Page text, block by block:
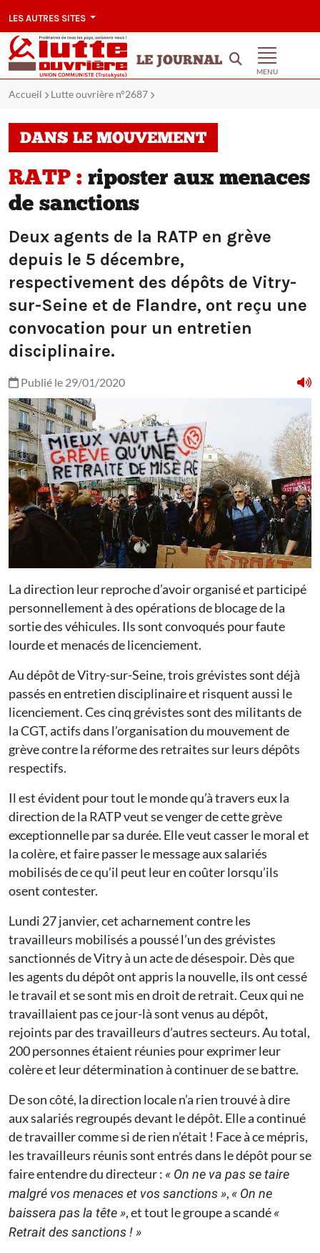
LES AUTRES SITES
LE JOURNAL
MENU
Accueil Lutte ouvrière n°2687
DANS LE MOUVEMENT
RATP : riposter aux menaces
de sanctions
Deux agents de la RATP en grève
depuis le 5 décembre,
respectivement des dépôts de Vitry-
sur-Seine et de Flandre, ont reçu une
convocation pour un entretien
disciplinaire.
Publié le 29/01/2020
La direction leur reproche d’avoir organisé et participé
personnellement à des opérations de blocage de la
sortie des véhicules. Ils sont convoqués pour faute
lourde et menacés de licenciement.
Au dépôt de Vitry-sur-Seine, trois grévistes sont déjà
passés en entretien disciplinaire et risquent aussi le
licenciement. Ces cinq grévistes sont des militants de
la CGT, actifs dans l’organisation du mouvement de
grève contre la réforme des retraites sur leurs dépôts
respectifs.
Il est évident pour tout le monde qu’à travers eux la
direction de la RATP veut se venger de cette grève
exceptionnelle par sa durée. Elle veut casser le moral et
la colère, et faire passer le message aux salariés
mobilisés de ce qu’il peut leur en coûter lorsqu’ils
osent contester.
Lundi 27 janvier, cet acharnement contre les
travailleurs mobilisés a poussé l’un des grévistes
sanctionnés de Vitry à un acte de désespoir. Dès que
les agents du dépôt ont appris la nouvelle, ils ont cessé
le travail et se sont mis en droit de retrait. Ceux qui ne
travaillaient pas ce jour-là sont venus au dépôt,
rejoints par des travailleurs d’autres secteurs. Au total,
200 personnes étaient réunies pour exprimer leur
colère et leur détermination à continuer de se battre.
De son côté, la direction locale n’a rien trouvé à dire
aux salariés regroupés devant le dépôt. Elle a continué
de travailler comme si de rien n’était ! Face à ce mépris,
les travailleurs réunis sont entrés dans le dépôt pour se
faire entendre du directeur : « On ne va pas se taire
malgré vos menaces et vos sanctions», « On ne
baissera pas la tête», et tout le groupe a scandé«
Retrait des sanctions !»